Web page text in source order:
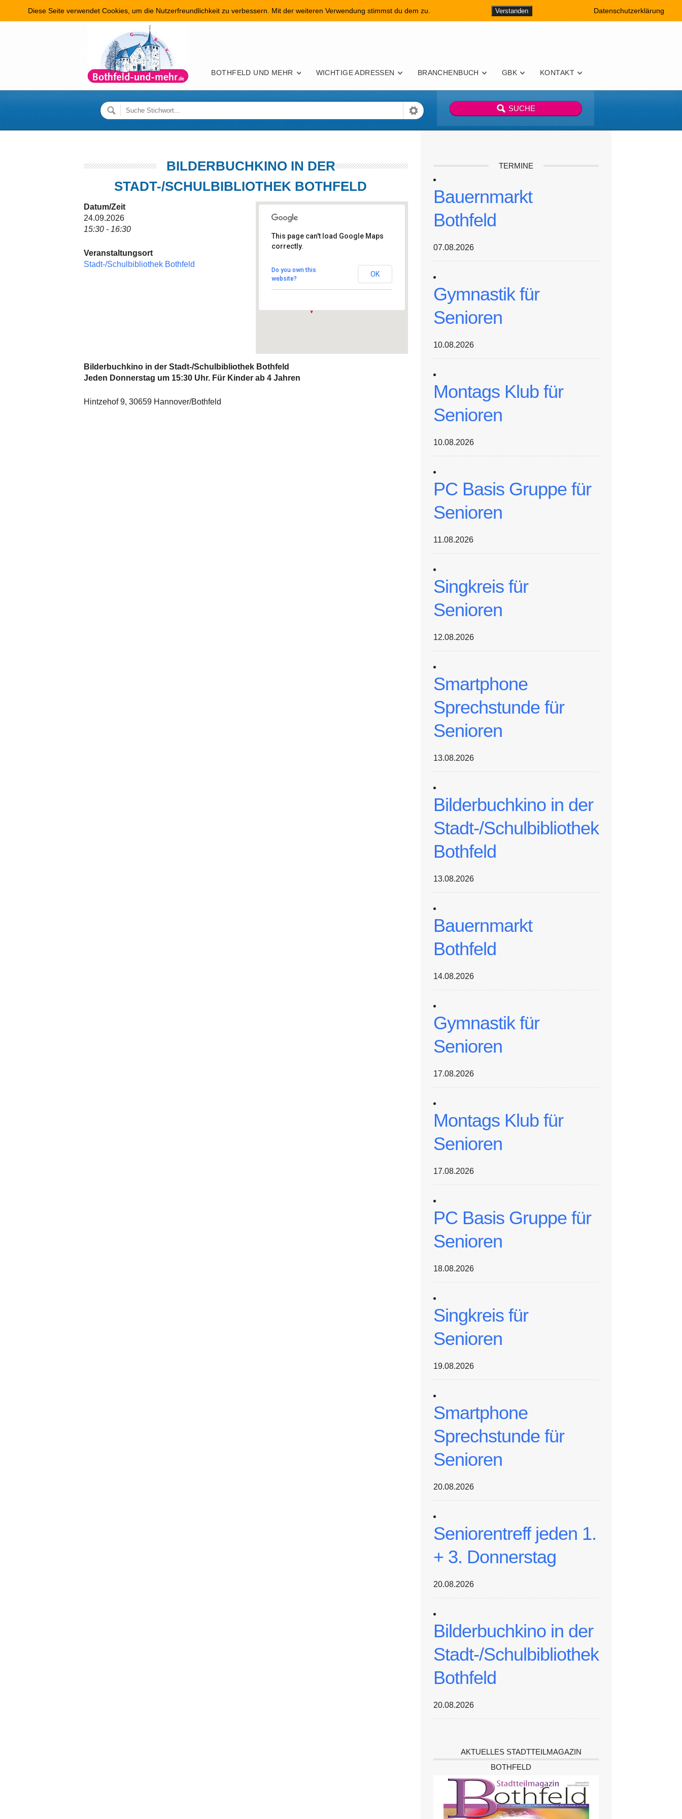
Hauptmenü
BOTHFELD UND MEHR WICHTIGE ADRESSEN BRANCHENBUCH GBK KONTAKT
BILDERBUCHKINO IN DER
STADT-/SCHULBIBLIOTHEK BOTHFELD
Hintzehof 9 - Hannover
Veranstaltungen
This page can't load Google Maps
correctly.
Do you own this
website?
OK
Datum/Zeit
24.09.2026
15:30 - 16:30
Veranstaltungsort
Stadt-/Schulbibliothek Bothfeld
Bilderbuchkino in der Stadt-/Schulbibliothek Bothfeld
Jeden Donnerstag um 15:30 Uhr. Für Kinder ab 4 Jahren
Hintzehof 9, 30659 Hannover/Bothfeld
TERMINE
Bauernmarkt
Bothfeld
07.08.2026
Gymnastik für
Senioren
10.08.2026
Montags Klub für
Senioren
10.08.2026
PC Basis Gruppe für
Senioren
11.08.2026
Singkreis für
Senioren
12.08.2026
Smartphone
Sprechstunde für
Senioren
13.08.2026
Bilderbuchkino in der
Stadt-/Schulbibliothek
Bothfeld
13.08.2026
Bauernmarkt
Bothfeld
14.08.2026
Gymnastik für
Senioren
17.08.2026
Montags Klub für
Senioren
17.08.2026
PC Basis Gruppe für
Senioren
18.08.2026
Singkreis für
Senioren
19.08.2026
Smartphone
Sprechstunde für
Senioren
20.08.2026
Seniorentreff jeden 1.
+ 3. Donnerstag
20.08.2026
Bilderbuchkino in der
Stadt-/Schulbibliothek
Bothfeld
20.08.2026
AKTUELLES STADTTEILMAGAZIN
BOTHFELD
Diese Seite verwendet Cookies, um die Nutzerfreundlichkeit zu verbessern. Mit der weiteren Verwendung stimmst du dem zu. Verstanden Datenschutzerklärung